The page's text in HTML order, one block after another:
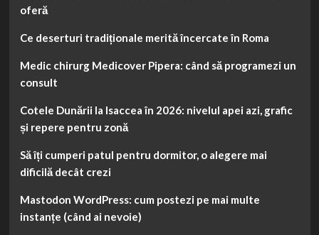
oferă
Ce deserturi tradiționale merită încercate în Roma
Medic chirurg Medicover Pipera: când să programezi un
consult
Cotele Dunării la Isaccea în 2026: nivelul apei azi, grafic
și repere pentru zonă
Să îți cumperi patul pentru dormitor, o alegere mai
dificilă decât crezi
Mastodon WordPress: cum postezi pe mai multe
instanțe (când ai nevoie)